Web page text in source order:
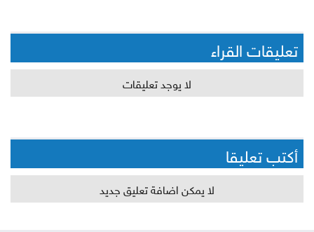
تعليقات القراء
لا يوجد تعليقات
أكتب تعليقا
لا يمكن اضافة تعليق جديد